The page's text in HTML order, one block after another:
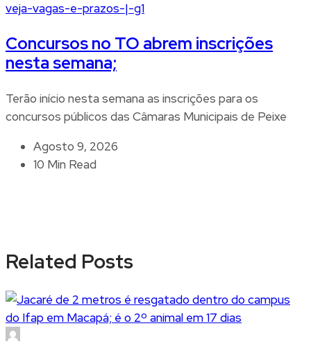
Concursos no TO abrem inscrições
nesta semana;
Terão início nesta semana as inscrições para os
concursos públicos das Câmaras Municipais de Peixe
Agosto 9, 2026
10 Min Read
Related Posts